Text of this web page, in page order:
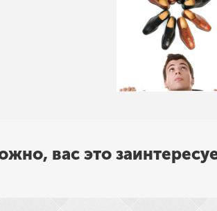
сумки, покривала, постільна
вас это